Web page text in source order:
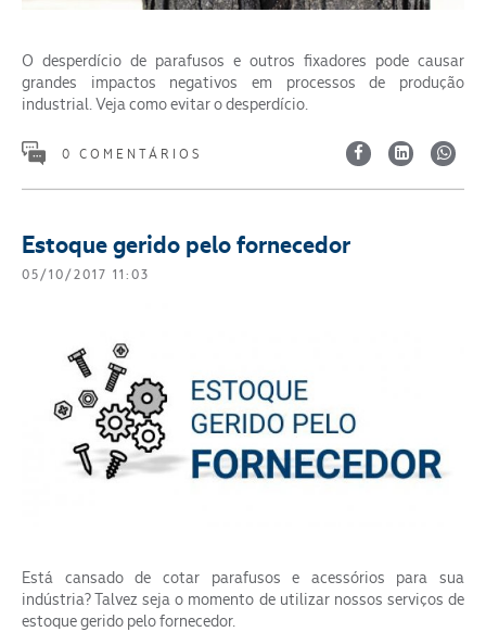
O desperdício de parafusos e outros fixadores pode causar
grandes impactos negativos em processos de produção
industrial. Veja como evitar o desperdício.
0 COMENTÁRIOS
Estoque gerido pelo fornecedor
05/10/2017 11:03
Está cansado de cotar parafusos e acessórios para sua
indústria? Talvez seja o momento de utilizar nossos serviços de
estoque gerido pelo fornecedor.